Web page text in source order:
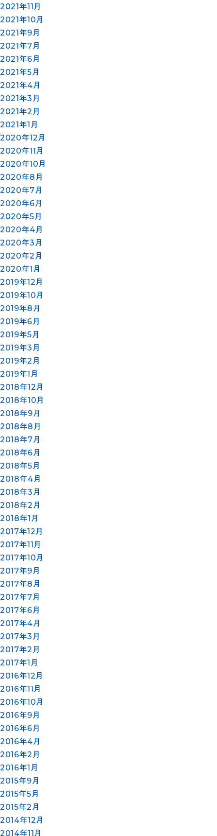
2021年11月
2021年10月
2021年9月
2021年7月
2021年6月
2021年5月
2021年4月
2021年3月
2021年2月
2021年1月
2020年12月
2020年11月
2020年10月
2020年8月
2020年7月
2020年6月
2020年5月
2020年4月
2020年3月
2020年2月
2020年1月
2019年12月
2019年10月
2019年8月
2019年6月
2019年5月
2019年3月
2019年2月
2019年1月
2018年12月
2018年10月
2018年9月
2018年8月
2018年7月
2018年6月
2018年5月
2018年4月
2018年3月
2018年2月
2018年1月
2017年12月
2017年11月
2017年10月
2017年9月
2017年8月
2017年7月
2017年6月
2017年4月
2017年3月
2017年2月
2017年1月
2016年12月
2016年11月
2016年10月
2016年9月
2016年6月
2016年4月
2016年2月
2016年1月
2015年9月
2015年5月
2015年2月
2014年12月
2014年11月